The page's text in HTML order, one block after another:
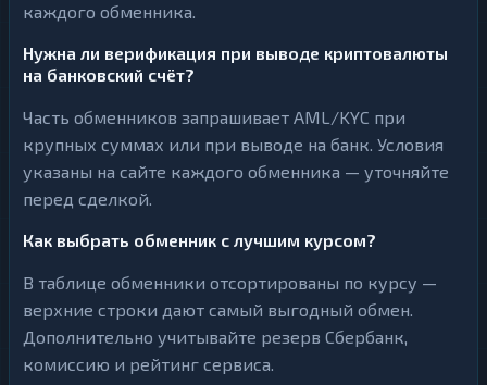
каждого обменника.
Нужна ли верификация при выводе криптовалюты
на банковский счёт?
Часть обменников запрашивает AML/KYC при
крупных суммах или при выводе на банк. Условия
указаны на сайте каждого обменника — уточняйте
перед сделкой.
Как выбрать обменник с лучшим курсом?
В таблице обменники отсортированы по курсу —
верхние строки дают самый выгодный обмен.
Дополнительно учитывайте резерв Сбербанк,
комиссию и рейтинг сервиса.